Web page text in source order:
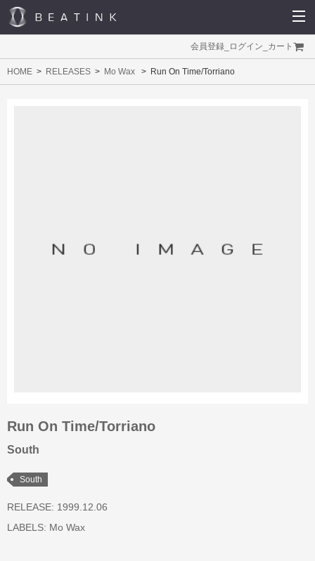
会員登録 ログイン カート
HOME RELEASES Mo Wax Run On Time/Torriano
Run On Time/Torriano
South
South
RELEASE: 1999.12.06
LABELS: Mo Wax